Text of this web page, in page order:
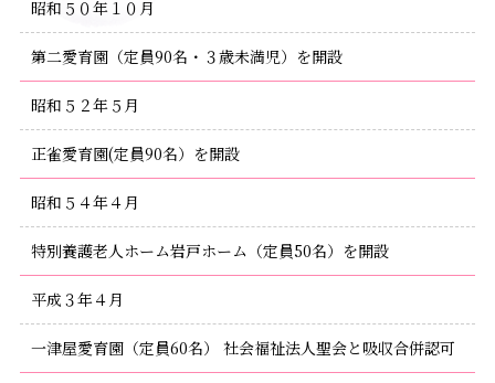
昭和５０年１０月
第二愛育園（定員90名・３歳未満児）を開設
昭和５２年５月
正雀愛育園(定員90名）を開設
昭和５４年４月
特別養護老人ホーム岩戸ホーム（定員50名）を開設
平成３年４月
一津屋愛育園（定員60名） 社会福祉法人聖会と吸収合併認可